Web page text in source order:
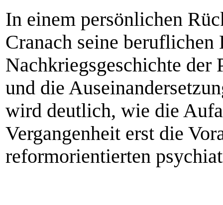
In einem persönlichen
Cranach seine
Nachkriegsgeschichte der
und die
wird deutlich, wie die
Vergangenheit erst die
reformorientierten